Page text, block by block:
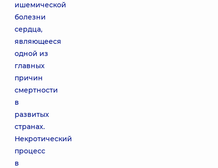
ишемической
болезни
сердца,
являющееся
одной из
главных
причин
смертности
в
развитых
странах.
Некротический
процесс
в